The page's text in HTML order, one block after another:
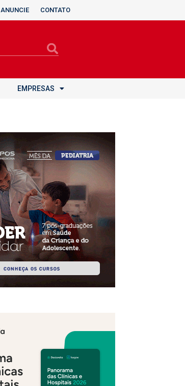
ANUNCIE CONTATO
EMPRESAS